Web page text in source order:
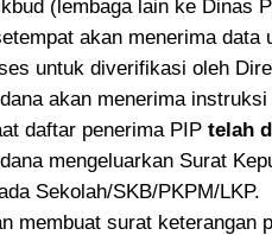
(lembaga lain ke Dinas
akan menerima data
untuk diverifikasi oleh
akan menerima
daftar penerima PIP telah
mengeluarkan Surat
Sekolah/SKB/PKPM/LKP.
membuat surat keterangan